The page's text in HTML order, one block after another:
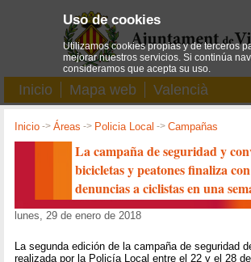
Inicio Mapa web Valencià
Inicio ->Áreas -> Policia Local ->Campañas
La campaña de seguridad y
bicicletas y peatones finaliza
denuncias a ciclistas en una
lunes, 29 de enero de 2018
La segunda edición de la campaña de seguridad
realizada por la Policía Local entre el 22 y el 28
Uso de cookies
Utilizamos cookies propias y de terceros
mejorar nuestros servicios. Si continúa
consideramos que acepta su uso.